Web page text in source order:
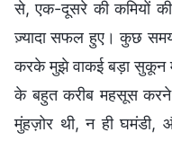
से, एक-दूसरे की कमियों
ज़्यादा सफल हुए। कुछ
करके मुझे वाकई बड़ा सुकून
के बहुत करीब महसूस करने
मुंहज़ोर थी, न ही